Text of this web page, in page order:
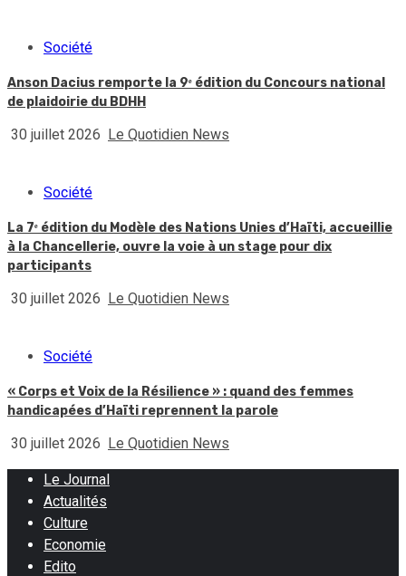
Société
Anson Dacius remporte la 9ᵉ édition du Concours national
de plaidoirie du BDHH
30 juillet 2026 Le Quotidien News
Société
La 7ᵉ édition du Modèle des Nations Unies d’Haïti, accueillie
à la Chancellerie, ouvre la voie à un stage pour dix
participants
30 juillet 2026 Le Quotidien News
Société
« Corps et Voix de la Résilience » : quand des femmes
handicapées d’Haïti reprennent la parole
30 juillet 2026 Le Quotidien News
Le Journal
Actualités
Culture
Economie
Edito